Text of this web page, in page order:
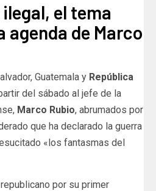
el tema
agenda de Marco
Guatemala y República
del sábado al jefe de la
Marco Rubio, abrumados por
que ha declarado la guerra
«los fantasmas del
por su primer